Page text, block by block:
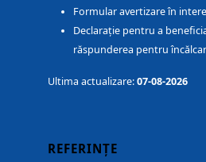
Formular avertizare în
Declarație pentru a
răspunderea pentru
Ultima actualizare:07-08-2026
REFERINȚE